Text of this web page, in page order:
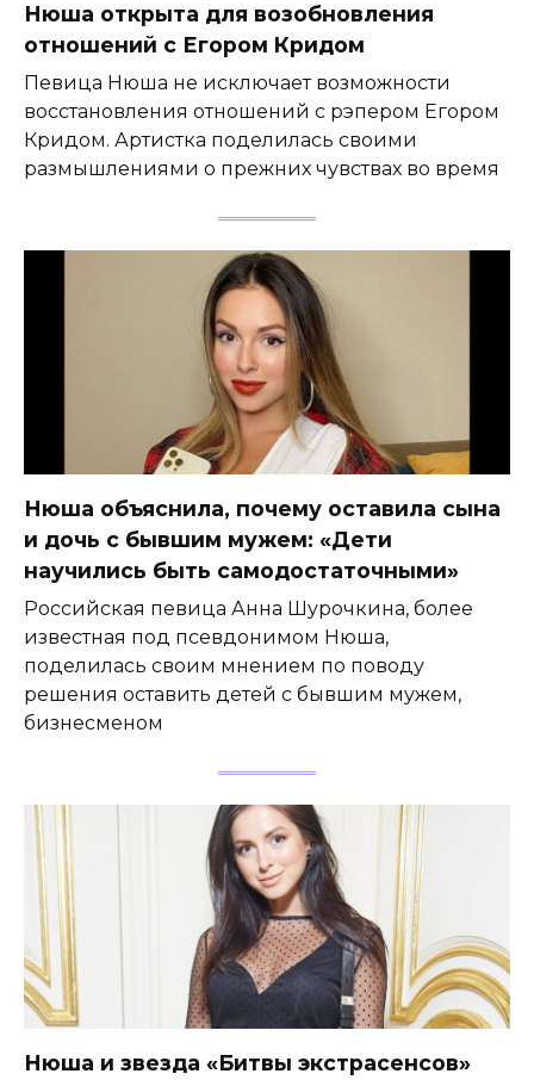
Нюша открыта для возобновления
отношений с Егором Кридом
Певица Нюша не исключает возможности
восстановления отношений с рэпером Егором
Кридом. Артистка поделилась своими
размышлениями о прежних чувствах во время
Нюша объяснила, почему оставила сына
и дочь с бывшим мужем: «Дети
научились быть самодостаточными»
Российская певица Анна Шурочкина, более
известная под псевдонимом Нюша,
поделилась своим мнением по поводу
решения оставить детей с бывшим мужем,
бизнесменом
Нюша и звезда «Битвы экстрасенсов»